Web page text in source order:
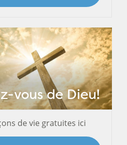
vous de Dieu!
de vie gratuites ici